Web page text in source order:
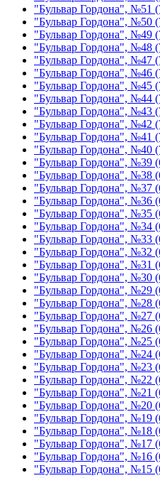
"Бульвар Гордона", №51
"Бульвар Гордона", №50
"Бульвар Гордона", №49
"Бульвар Гордона", №48
"Бульвар Гордона", №47
"Бульвар Гордона", №46
"Бульвар Гордона", №45
"Бульвар Гордона", №44
"Бульвар Гордона", №43
"Бульвар Гордона", №42
"Бульвар Гордона", №41
"Бульвар Гордона", №40
"Бульвар Гордона", №39
"Бульвар Гордона", №38
"Бульвар Гордона", №37
"Бульвар Гордона", №36
"Бульвар Гордона", №35
"Бульвар Гордона", №34
"Бульвар Гордона", №33
"Бульвар Гордона", №32
"Бульвар Гордона", №31
"Бульвар Гордона", №30
"Бульвар Гордона", №29
"Бульвар Гордона", №28
"Бульвар Гордона", №27
"Бульвар Гордона", №26
"Бульвар Гордона", №25
"Бульвар Гордона", №24
"Бульвар Гордона", №23
"Бульвар Гордона", №22
"Бульвар Гордона", №21
"Бульвар Гордона", №20
"Бульвар Гордона", №19
"Бульвар Гордона", №18
"Бульвар Гордона", №17
"Бульвар Гордона", №16
"Бульвар Гордона", №15